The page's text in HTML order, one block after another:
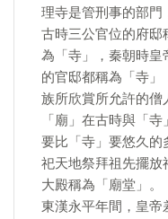
理寺是管刑事的部門
古時三公官位的府邸
為「寺」，秦朝時皇
的官邸都稱為「寺
族所欣賞所允許的僧
「廟」在古時與「
要比「寺」要悠久的
祀天地祭拜祖先擺放
大殿稱為「廟堂」。
東漢永平年間，皇帝